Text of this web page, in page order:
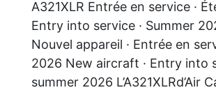
Cay"
A321XLR Entrée en service ·
Entry into service · Summer
Nouvel appareil · Entrée en
2026 New aircraft · Entry into
summer 2026 L’A321XLRd’Air